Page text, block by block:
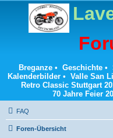
Breganze• Geschichte•
Kalenderbilder• Valle San
Retro Classic Stuttgart
70 Jahre Feier
FAQ
Foren-Übersicht